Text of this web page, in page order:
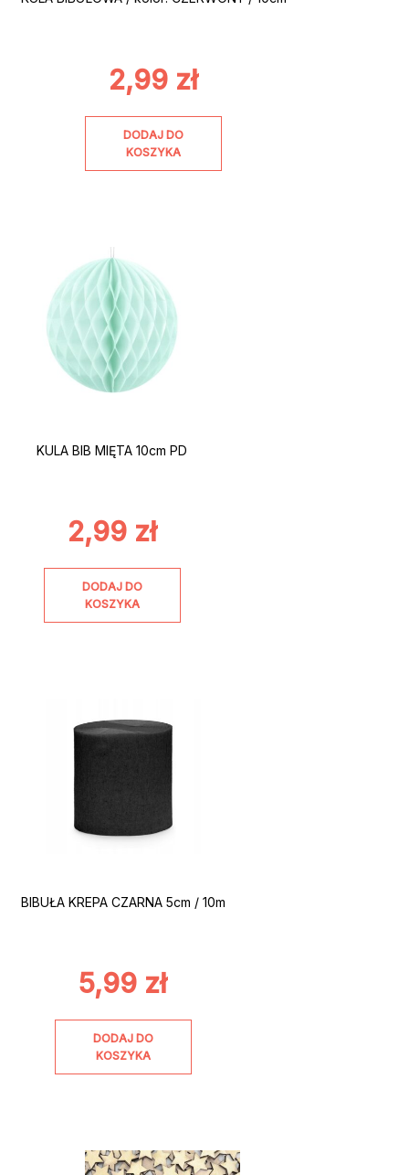
2,99 zł
DODAJ DO
KOSZYKA
KULA BIB MIĘTA 10cm PD
2,99 zł
DODAJ DO
KOSZYKA
BIBUŁA KREPA CZARNA 5cm / 10m
5,99 zł
DODAJ DO
KOSZYKA